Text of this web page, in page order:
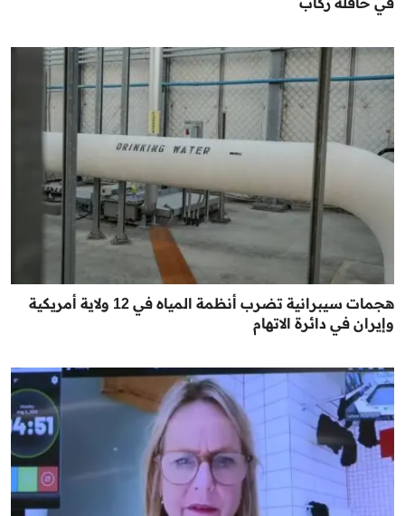
هجمات سيبرانية تضرب أنظمة المياه في 12 ولاية أمريكية
وإيران في دائرة الاتهام